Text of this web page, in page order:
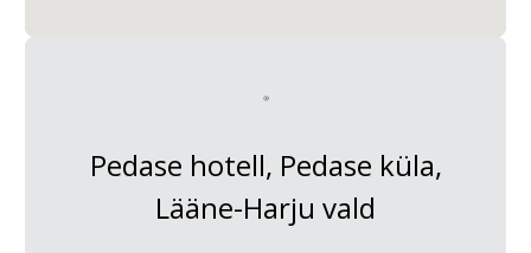
Pedase hotell, Pedase küla,
Lääne-Harju vald